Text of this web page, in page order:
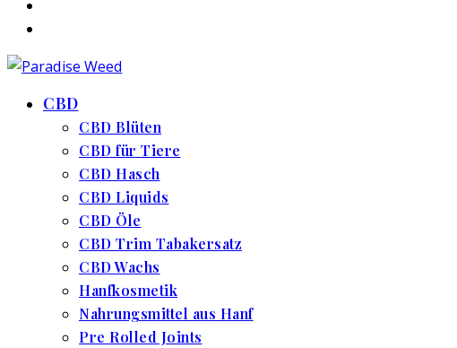
CBD
CBD Blüten
CBD für Tiere
CBD Hasch
CBD Liquids
CBD Öle
CBD Trim Tabakersatz
CBD Wachs
Hanfkosmetik
Nahrungsmittel aus Hanf
Pre Rolled Joints